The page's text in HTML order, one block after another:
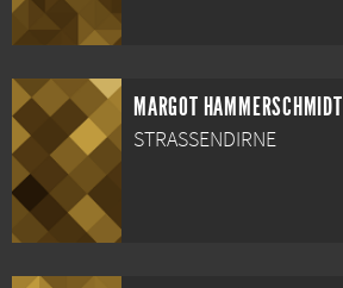
MARGOT HAMMERSCHMIDT
STRASSENDIRNE